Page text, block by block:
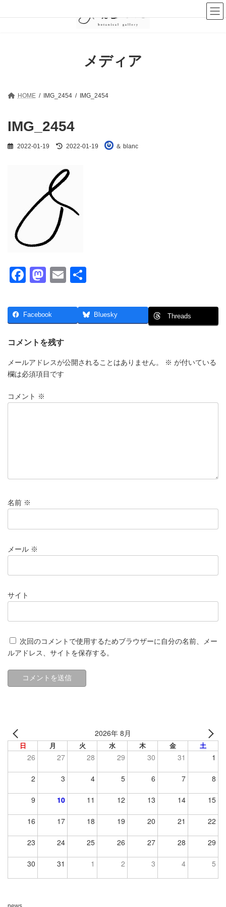
メディア
HOME IMG_2454 IMG_2454
IMG_2454
2022-01-19
最
新
日
2022-01-19 ＆ blanc
F
c
e
b
o
o
M
st
o
d
o
n
E
ail
Facebook Bluesky Threads
コメントを残す
メールアドレスが公開されることはありません。 ※ が付いている
欄は必須項目です
コメント ※
名前 ※
メール ※
サイト
次回のコメントで使用するためブラウザーに自分の名前、メー
ルアドレス、サイトを保存する。
2026年 8月
日 月 火 水 木 金 土
26 27 28 29 30 31 1
2 3 4 5 6 7 8
9 10 11 12 13 14 15
16 17 18 19 20 21 22
23 24 25 26 27 28 29
30 31 1 2 3 4 5